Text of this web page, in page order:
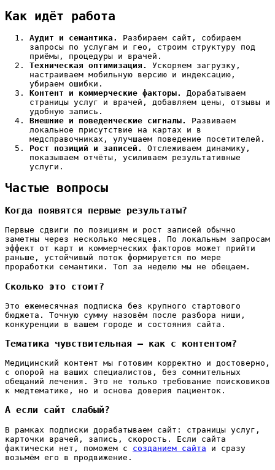
Как идёт работа
Аудит и семантика.
Разбираем сайт, собираем
запросы по услугам и гео, строим структуру под
приёмы, процедуры и врачей.
Техническая оптимизация.
Ускоряем загрузку,
настраиваем мобильную версию и индексацию,
убираем ошибки.
Контент и коммерческие факторы.
Дорабатываем
страницы услуг и врачей, добавляем цены, отзывы и
удобную запись.
Внешние и поведенческие сигналы.
Развиваем
локальное присутствие на картах и в
медсправочниках, улучшаем поведение посетителей.
Рост позиций и записей.
Отслеживаем динамику,
показываем отчёты, усиливаем результативные
услуги.
Частые вопросы
Когда появятся первые результаты?
Первые сдвиги по позициям и рост записей обычно
заметны через несколько месяцев. По локальным запросам
эффект от карт и коммерческих факторов может прийти
раньше, устойчивый поток формируется по мере
проработки семантики. Топ за неделю мы не обещаем.
Сколько это стоит?
Это ежемесячная подписка без крупного стартового
бюджета. Точную сумму назовём после разбора ниши,
конкуренции в вашем городе и состояния сайта.
Тематика чувствительная — как с контентом?
Медицинский контент мы готовим корректно и достоверно,
с опорой на ваших специалистов, без сомнительных
обещаний лечения. Это не только требование поисковиков
к медтематике, но и основа доверия пациенток.
А если сайт слабый?
В рамках подписки дорабатываем сайт: страницы услуг,
карточки врачей, запись, скорость. Если сайта
фактически нет, поможем с созданием сайта и сразу
возьмём его в продвижение.